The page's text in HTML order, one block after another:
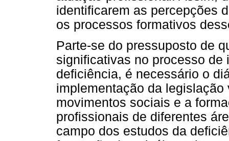
identificarem as percepções
os processos formativos
Parte-se do pressuposto de
significativas no processo
deficiência, é necessário o
implementação da
movimentos sociais e a
profissionais de diferentes
campo dos estudos da